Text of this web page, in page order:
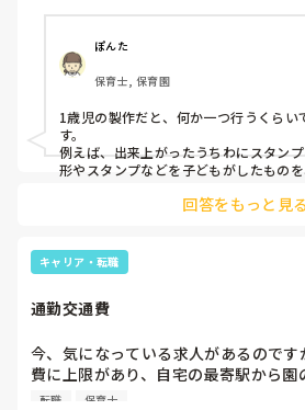
ぽんた
保育士, 保育園
1歳児の製作だと、何か一つ行うくらい
す。
例えば、出来上がったうちわにスタン
形やスタンプなどを子どもがしたもの
雨遊び、氷遊び、など間食遊びをたくさ
す！いつもと違うおもちゃ、室内に興味
回答をもっと見る
キャリア・転職
通勤交通費
今、気になっている求人があるので
費に上限があり、自宅の最寄駅から園
期代が5,000円ほどオーバーします
転職 保育士